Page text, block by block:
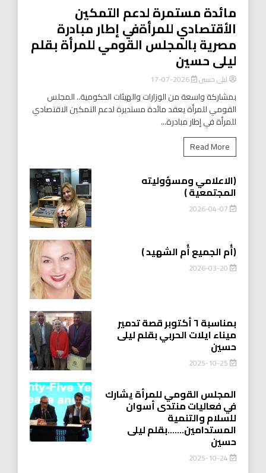
مائدة مستمرة لدعم التمكين
الأقتصادي للمرأةفي إطار مبادرة
مصرية بالمجلس القومي للمرأة بقلم
ليلى حسين
ليلى حسين 2026-07-17
بمشاركة واسعة من الوزارات والهيئات الحكومية.. المجلس
القومي للمرأة يعقد مائدة مستديرة لدعم التمكين الاقتصادي
للمرأة في إطار مبادرة...
Read More
(الاعلامي ومسؤوليته
المجتمعية )
2026-04-07
(أُم الجميع أُم الشهيد )
2026-03-20
بمناسبة ٦ أكتوبر قصة تدمير
ميناء ايلات الحربي بقلم ليلى
حسين
2025-10-25
المجلس القومي للمرأة يشارك
في فعاليات منتدى أسوان
للسلام والتنمية
المستدامين…….بقلم ليلى
حسين
2025-10-24